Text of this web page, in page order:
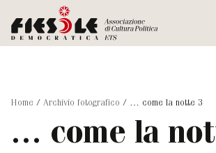
Home / Archivio fotografico / … come la notte 3
… come la